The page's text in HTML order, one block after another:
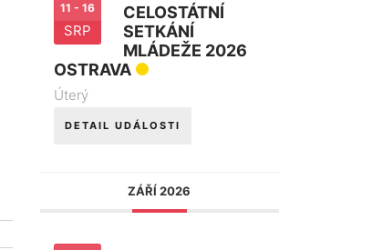
11 - 16
SRP
CELOSTÁTNÍ
SETKÁNÍ
MLÁDEŽE 2026
OSTRAVA
Úterý
DETAIL UDÁLOSTI
ZÁŘÍ 2026